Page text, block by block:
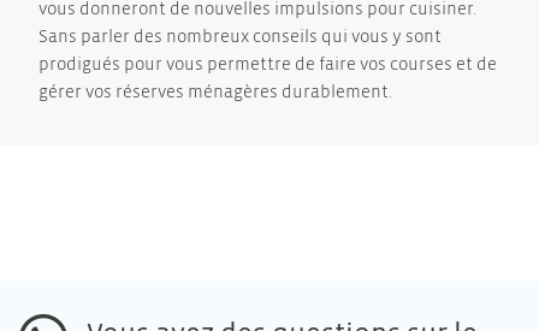
vous donneront de nouvelles impulsions pour cuisiner.
Sans parler des nombreux conseils qui vous y sont
prodigués pour vous permettre de faire vos courses et de
gérer vos réserves ménagères durablement.